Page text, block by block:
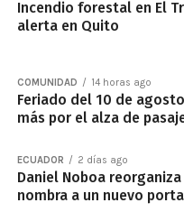
Incendio forestal en El
alerta en Quito
COMUNIDAD 14 horas ago
Feriado del 10 de
más por el alza de
ECUADOR 2 días ago
Daniel Noboa
nombra a un nuevo